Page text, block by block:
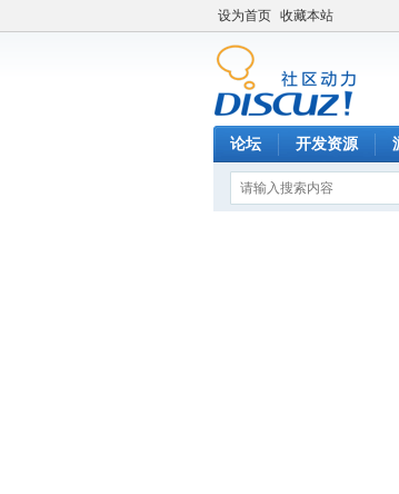
设为首页 收藏本站
论坛 开发资源